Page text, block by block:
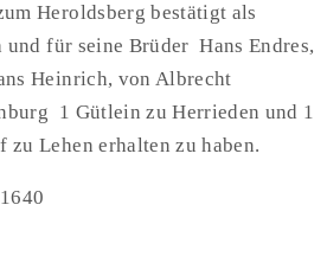
Heroldsberg bestätigt als
für seine Brüder Hans Endres,
Heinrich, von Albrecht
1 Gütlein zu Herrieden und 1
zu Lehen erhalten zu haben.